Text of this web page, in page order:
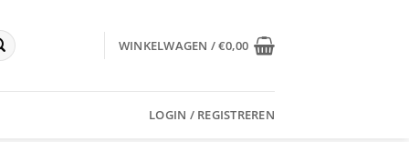
WINKELWAGEN /€0,00
LOGIN / REGISTREREN